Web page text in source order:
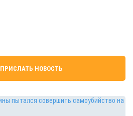
ПРИСЛАТЬ НОВОСТЬ